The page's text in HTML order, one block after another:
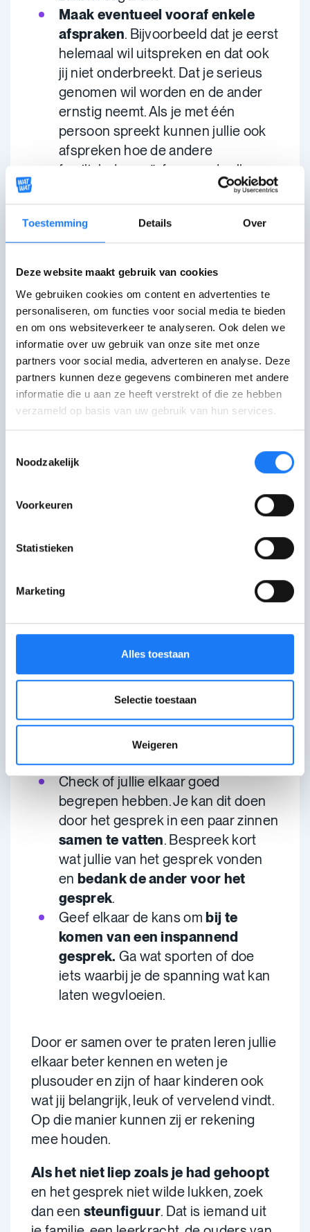
Toestemming Details Over
Deze website maakt gebruik van cookies
We gebruiken cookies om content en advertenties te
personaliseren, om functies voor social media te bieden
en om ons websiteverkeer te analyseren. Ook delen we
informatie over uw gebruik van onze site met onze
partners voor social media, adverteren en analyse. Deze
partners kunnen deze gegevens combineren met andere
informatie die u aan ze heeft verstrekt of die ze hebben
verzameld op basis van uw gebruik van hun services.
Noodzakelijk
Voorkeuren
Statistieken
Marketing
Alles toestaan
Selectie toestaan
Weigeren
Maak eventueel vooraf enkele
afspraken. Bijvoorbeeld dat je eerst
helemaal wil uitspreken en dat ook
jij niet onderbreekt. Dat je serieus
genomen wil worden en de ander
ernstig neemt. Als je met één
persoon spreekt kunnen jullie ook
afspreken hoe de andere
familieleden geïnformeerd zullen
worden, wat niet doorverteld
wordt...
Wees
duidelijkover wat je denkt,
voelt en wil en weeseerlijk.
Spreek vanuit jezelf.
Ik denk...
Ik voel...
Ik wil...
Luisternaar wat de ander te
vertellen heeft en probeer ook
diens standpunt tebegrijpen. Je
moet het niet eens zijn, maar
probeer wel te begrijpen waarom
die het anders ziet. Zo is er meer
kans dat die ook voor jouw
Blijf vriendelijk
soms nodig om wat gezegd is te
denken.
verloopten benoem wat je voelt.
Merk je bij één van jullie
uit te klaren voor je verder gaat. Als
het gesprek echt niet goed gaat, is
het soms beter om het een andere
keer verder te zetten, eventueel
met de hulp van een steunfiguur.
Check of jullie elkaar goed
begrepen hebben. Je kan dit doen
door het gesprek in een paar zinnen
samen te vatten. Bespreek kort
wat jullie van het gesprek vonden
en bedank de ander voor het
gesprek.
Geef elkaar de kans ombij te
komen van een inspannend
gesprek. Ga wat sporten of doe
iets waarbij je de spanning wat kan
laten wegvloeien.
Door er samen over te praten leren jullie
elkaar beter kennen en weten je
plusouder en zijn of haar kinderen ook
wat jij belangrijk, leuk of vervelend vindt.
Op die manier kunnen zij er rekening
mee houden.
Als het niet liep zoals je had gehoopt
en het gesprek niet wilde lukken, zoek
dan een steunfiguur. Dat is iemand uit